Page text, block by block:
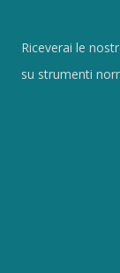
Riceverai le
su strumenti